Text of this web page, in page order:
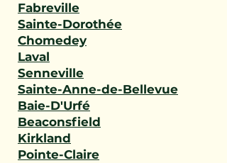
Fabreville
Sainte-Dorothée
Chomedey
Laval
Senneville
Sainte-Anne-de-Bellevue
Baie-D'Urfé
Beaconsfield
Kirkland
Pointe-Claire